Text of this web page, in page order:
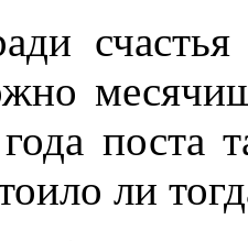
поста
ли